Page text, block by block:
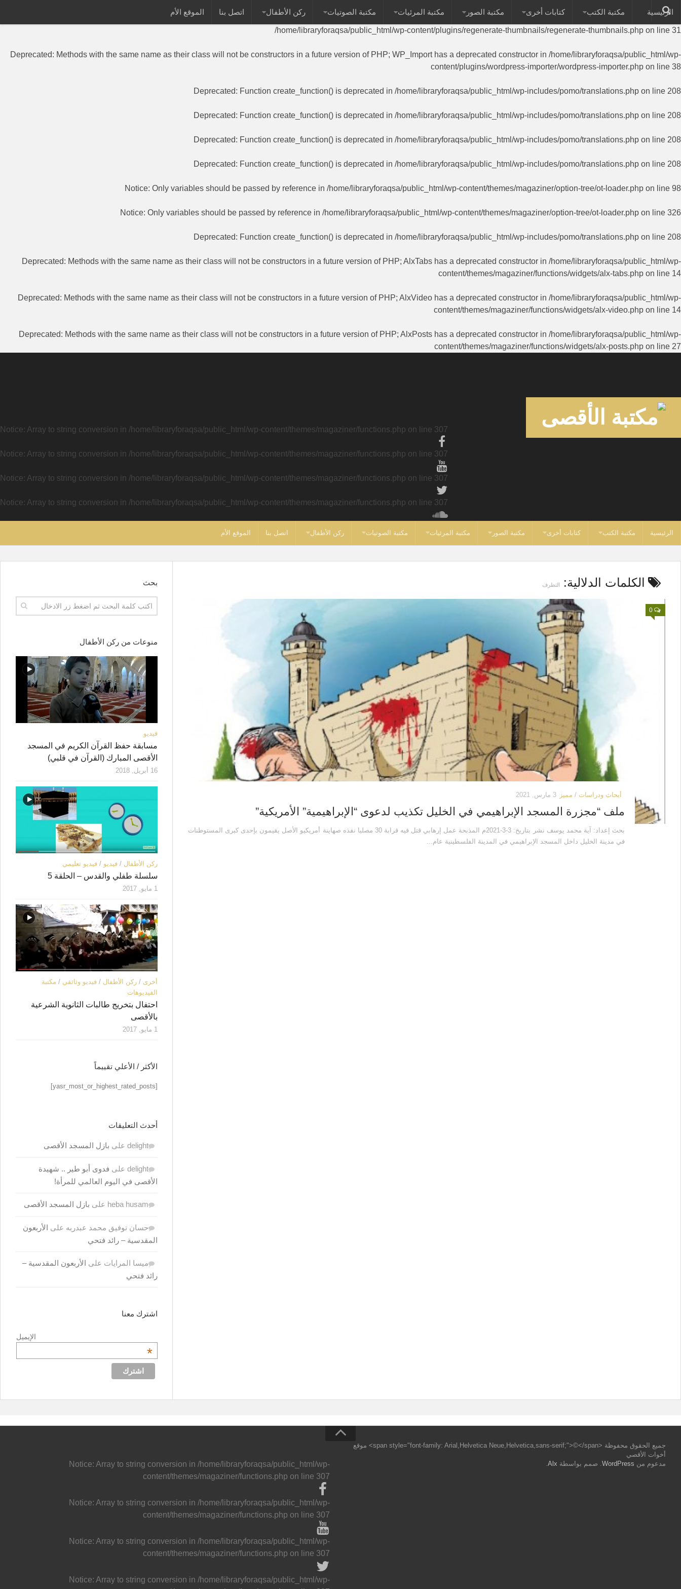
: Methods with the same name as their class will not be constructors in a future version of PHP; RegenerateThumbnails has a deprecated constructor in
/home/libraryforaqsa/public_html/wp-content/plugins/regenerate-thumbnails/regenerate-thumbnails.php on line 31
Deprecated: Methods with the same name as their class will not be constructors in a future version of PHP; WP_Import has a deprecated constructor in /home/libraryforaqsa/public_html/wp-
content/plugins/wordpress-importer/wordpress-importer.php on line 38
Deprecated: Function create_function() is deprecated in /home/libraryforaqsa/public_html/wp-includes/pomo/translations.php on line 208
Deprecated: Function create_function() is deprecated in /home/libraryforaqsa/public_html/wp-includes/pomo/translations.php on line 208
Deprecated: Function create_function() is deprecated in /home/libraryforaqsa/public_html/wp-includes/pomo/translations.php on line 208
Deprecated: Function create_function() is deprecated in /home/libraryforaqsa/public_html/wp-includes/pomo/translations.php on line 208
Notice: Only variables should be passed by reference in /home/libraryforaqsa/public_html/wp-content/themes/magaziner/option-tree/ot-loader.php on line 98
Notice: Only variables should be passed by reference in /home/libraryforaqsa/public_html/wp-content/themes/magaziner/option-tree/ot-loader.php on line 326
Deprecated: Function create_function() is deprecated in /home/libraryforaqsa/public_html/wp-includes/pomo/translations.php on line 208
Deprecated: Methods with the same name as their class will not be constructors in a future version of PHP; AlxTabs has a deprecated constructor in /home/libraryforaqsa/public_html/wp-
content/themes/magaziner/functions/widgets/alx-tabs.php on line 14
Deprecated: Methods with the same name as their class will not be constructors in a future version of PHP; AlxVideo has a deprecated constructor in /home/libraryforaqsa/public_html/wp-
content/themes/magaziner/functions/widgets/alx-video.php on line 14
Deprecated: Methods with the same name as their class will not be constructors in a future version of PHP; AlxPosts has a deprecated constructor in /home/libraryforaqsa/public_html/wp-
content/themes/magaziner/functions/widgets/alx-posts.php on line 27
الرئيسية مكتبة الكتب كتابات أخرى مكتبة الصور مكتبة المرئيات مكتبة الصوتيات ركن الأطفال اتصل بنا الموقع الأم
Notice: Array to string conversion in /home/libraryforaqsa/public_html/wp-content/themes/magaziner/functions.php on line 307
Notice: Array to string conversion in /home/libraryforaqsa/public_html/wp-content/themes/magaziner/functions.php on line 307
Notice: Array to string conversion in /home/libraryforaqsa/public_html/wp-content/themes/magaziner/functions.php on line 307
Notice: Array to string conversion in /home/libraryforaqsa/public_html/wp-content/themes/magaziner/functions.php on line 307
الرئيسية مكتبة الكتب كتابات أخرى مكتبة الصور مكتبة المرئيات مكتبة الصوتيات ركن الأطفال اتصل بنا الموقع الأم
الكلمات الدلالية: التطرف
0
أبحاث ودراسات / مميز 3 مارس, 2021
ملف “مجزرة المسجد الإبراهيمي في الخليل تكذيب لدعوى “الإبراهيمية” الأمريكية”
بحث إعداد: آية محمد يوسف نشر بتاريخ: 3-3-2021م المذبحة عمل إرهابي قتل فيه قرابة 30 مصليا نفذه صهاينة أمريكيو الأصل يقيمون بإحدى كبرى المستوطنات
في مدينة الخليل داخل المسجد الإبراهيمي في المدينة الفلسطينية عام...
بحث
منوعات من ركن الأطفال
فيديو
مسابقة حفظ القرآن الكريم في المسجد
الأقصى المبارك (القرآن في قلبي)
16 أبريل, 2018
ركن الأطفال / فيديو / فيديو تعليمي
سلسلة طفلي والقدس – الحلقة 5
1 مايو, 2017
أخرى / ركن الأطفال / فيديو وثائقي / مكتبة
الفيديوهات
احتفال بتخريج طالبات الثانوية الشرعية
بالأقصى
1 مايو, 2017
الأكثر / الأعلي تقييماً
[yasr_most_or_highest_rated_posts]
أحدث التعليقات
delight على بازل المسجد الأقصى
delight على فدوى أبو طير .. شهيدة
الأقصى في اليوم العالمي للمرأة!
heba husam على بازل المسجد الأقصى
حسان توفيق محمد عبدربه على الأربعون
المقدسية – رائد فتحي
ميسا المرايات على الأربعون المقدسية –
رائد فتحي
اشترك معنا
الإيميل
*
جميع الحقوق محفوظة <span style="font-family: Arial,Helvetica Neue,Helvetica,sans-serif;">©</span> موقع
أخوات الأقصي
مدعوم من WordPress. صمم بواسطة Alx
.
Notice: Array to string conversion in/home/libraryforaqsa/public_html/wp-
content/themes/magaziner/functions.php on line 307
Notice: Array to string conversion in/home/libraryforaqsa/public_html/wp-
content/themes/magaziner/functions.php on line 307
Notice: Array to string conversion in/home/libraryforaqsa/public_html/wp-
content/themes/magaziner/functions.php on line 307
Notice: Array to string conversion in/home/libraryforaqsa/public_html/wp-